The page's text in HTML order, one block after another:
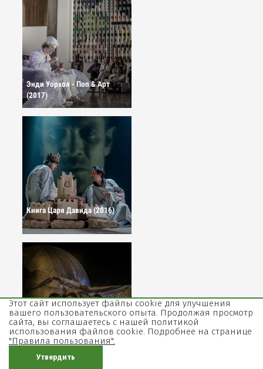
Энди Уорхол - Поп & Арт
(2017)
Книга Царя Давида (2016)
В туннеле (2017)
Этот сайт использует файлы cookie для улучшения
вашего пользовательского опыта. Продолжая просмотр
сайта, вы соглашаетесь с нашей политикой
использования файлов cookie. Подробнее на странице
"Правила пользования".
Утвердить